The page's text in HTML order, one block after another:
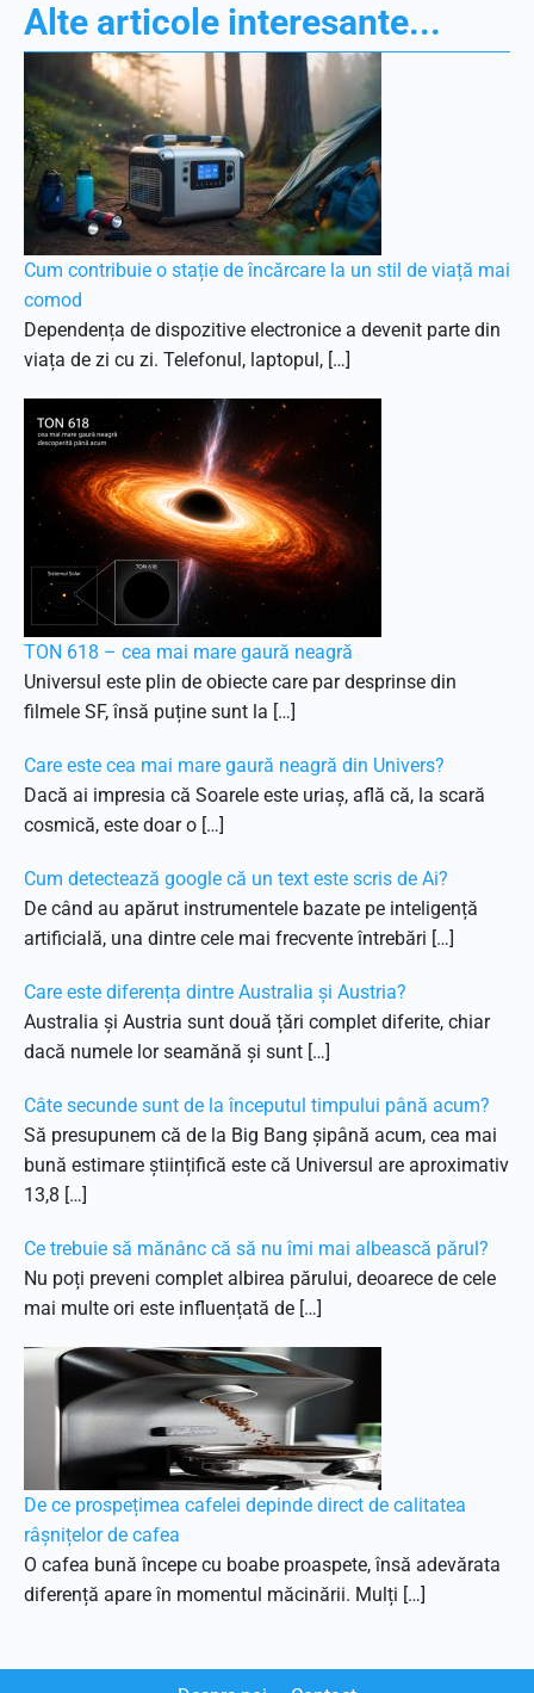
Alte articole interesante...
Cum contribuie o stație de încărcare la un stil de viață mai
comod
Dependența de dispozitive electronice a devenit parte din
viața de zi cu zi. Telefonul, laptopul, […]
TON 618 – cea mai mare gaură neagră
Universul este plin de obiecte care par desprinse din
filmele SF, însă puține sunt la […]
Care este cea mai mare gaură neagră din Univers?
Dacă ai impresia că Soarele este uriaș, află că, la scară
cosmică, este doar o […]
Cum detectează google că un text este scris de Ai?
De când au apărut instrumentele bazate pe inteligență
artificială, una dintre cele mai frecvente întrebări […]
Care este diferența dintre Australia și Austria?
Australia și Austria sunt două țări complet diferite, chiar
dacă numele lor seamănă și sunt […]
Câte secunde sunt de la începutul timpului până acum?
Să presupunem că de la Big Bang șipână acum, cea mai
bună estimare științifică este că Universul are aproximativ
13,8 […]
Ce trebuie să mănânc că să nu îmi mai albească părul?
Nu poți preveni complet albirea părului, deoarece de cele
mai multe ori este influențată de […]
De ce prospețimea cafelei depinde direct de calitatea
râșnițelor de cafea
O cafea bună începe cu boabe proaspete, însă adevărata
diferență apare în momentul măcinării. Mulți […]